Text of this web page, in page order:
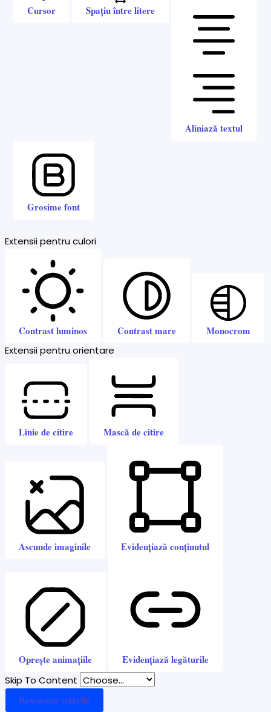
Cursor Spațiu între litere
Aliniază textul
Grosime font
Extensii pentru culori
Contrast luminos Contrast mare Monocrom
Extensii pentru orientare
Linie de citire Mască de citire
Ascunde imaginile Evidențiază conținutul
Oprește animațiile Evidențiază legăturile
Skip To Content
Resetează setările